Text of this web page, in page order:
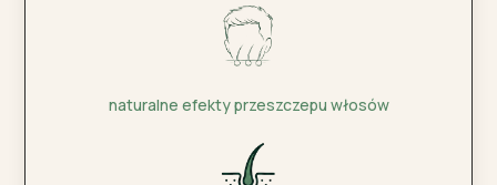
naturalne efekty przeszczepu włosów